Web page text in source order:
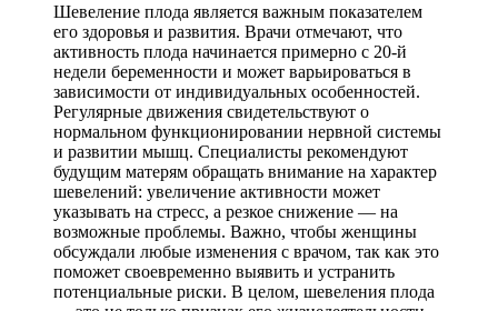
Шевеление плода является важным показателем
его здоровья и развития. Врачи отмечают, что
активность плода начинается примерно с 20-й
недели беременности и может варьироваться в
зависимости от индивидуальных особенностей.
Регулярные движения свидетельствуют о
нормальном функционировании нервной системы
и развитии мышц. Специалисты рекомендуют
будущим матерям обращать внимание на характер
шевелений: увеличение активности может
указывать на стресс, а резкое снижение — на
возможные проблемы. Важно, чтобы женщины
обсуждали любые изменения с врачом, так как это
поможет своевременно выявить и устранить
потенциальные риски. В целом, шевеления плода